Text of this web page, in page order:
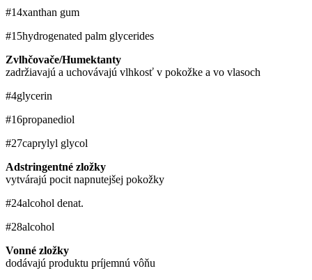
#14xanthan gum
#15hydrogenated palm glycerides
Zvlhčovače/Humektanty
zadržiavajú a uchovávajú vlhkosť v pokožke a vo vlasoch
#4glycerin
#16propanediol
#27caprylyl glycol
Adstringentné zložky
vytvárajú pocit napnutejšej pokožky
#24alcohol denat.
#28alcohol
Vonné zložky
dodávajú produktu príjemnú vôňu